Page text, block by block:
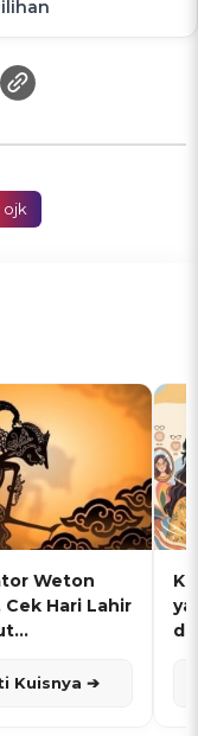
ojk
Weton
Cek Hari Lahir
Kuisnya ➔